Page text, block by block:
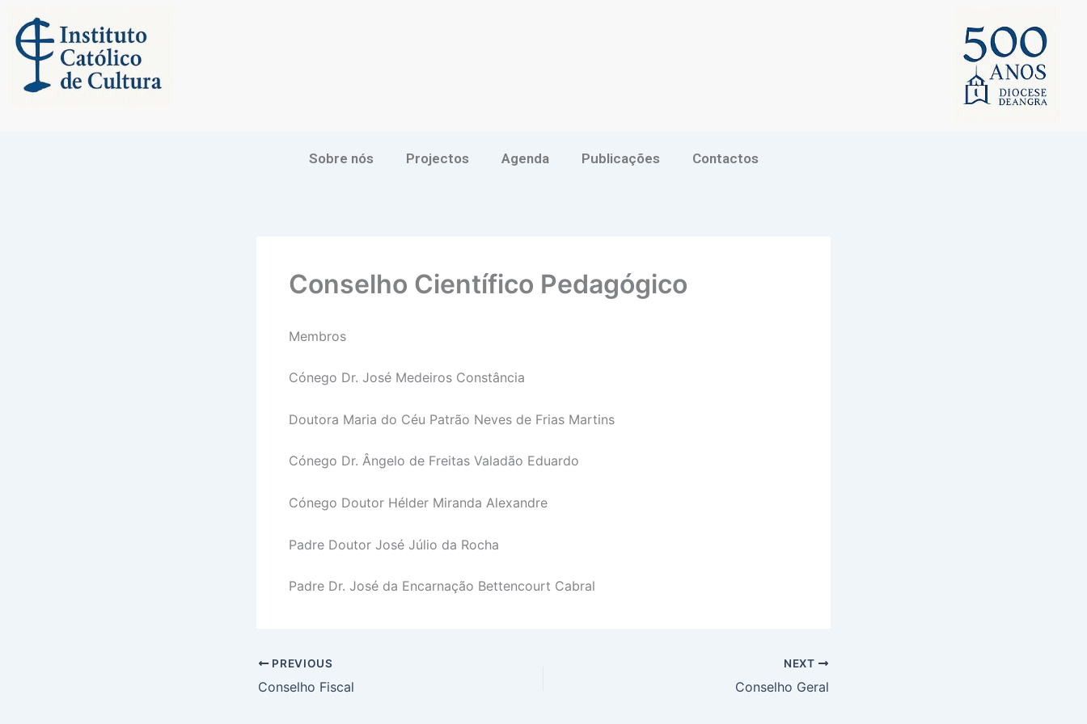
content
Sobre nós Projectos Agenda Publicações Contactos
Conselho Científico Pedagógico
Membros
Cónego Dr. José Medeiros Constância
Doutora Maria do Céu Patrão Neves de Frias Martins
Cónego Dr. Ângelo de Freitas Valadão Eduardo
Cónego Doutor Hélder Miranda Alexandre
Padre Doutor José Júlio da Rocha
Padre Dr. José da Encarnação Bettencourt Cabral
PREVIOUS
Conselho Fiscal
NEXT
Conselho Geral